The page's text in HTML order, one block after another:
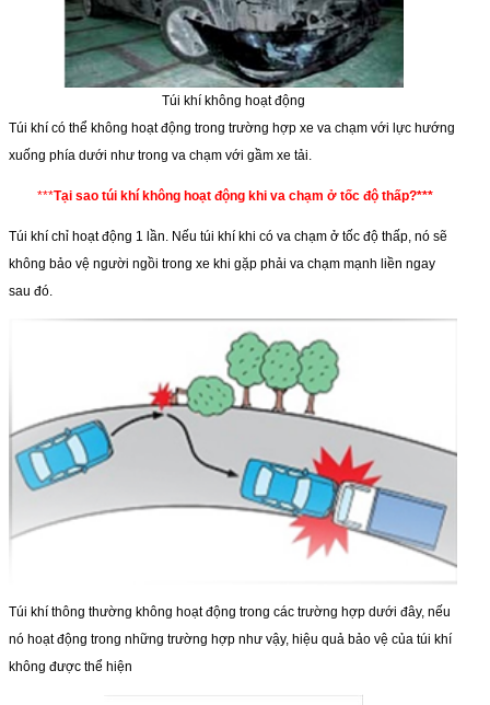
Túi khí không hoạt động
Túi khí có thể không hoạt động trong trường hợp xe va chạm với lực hướng
xuống phía dưới như trong va chạm với gầm xe tải.
***Tại sao túi khí không hoạt động khi va chạm ở tốc độ thấp?***
Túi khí chỉ hoạt động 1 lần. Nếu túi khí khi có va chạm ở tốc độ thấp, nó sẽ
không bảo vệ người ngồi trong xe khi gặp phải va chạm mạnh liền ngay
sau đó.
Túi khí thông thường không hoạt động trong các trường hợp dưới đây, nếu
nó hoạt động trong những trường hợp như vậy, hiệu quả bảo vệ của túi khí
không được thể hiện